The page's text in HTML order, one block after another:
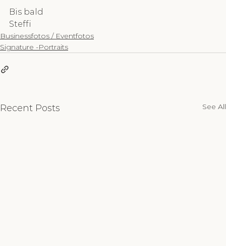
Bis bald
Steffi
Businessfotos / Eventfotos
Signature -Portraits
Recent Posts See All